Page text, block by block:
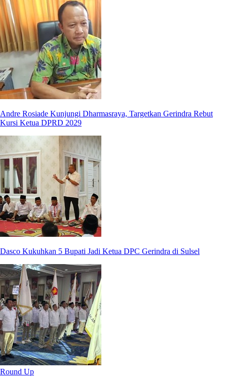
Andre Rosiade Kunjungi Dharmasraya, Targetkan Gerindra Rebut
Kursi Ketua DPRD 2029
Dasco Kukuhkan 5 Bupati Jadi Ketua DPC Gerindra di Sulsel
Round Up